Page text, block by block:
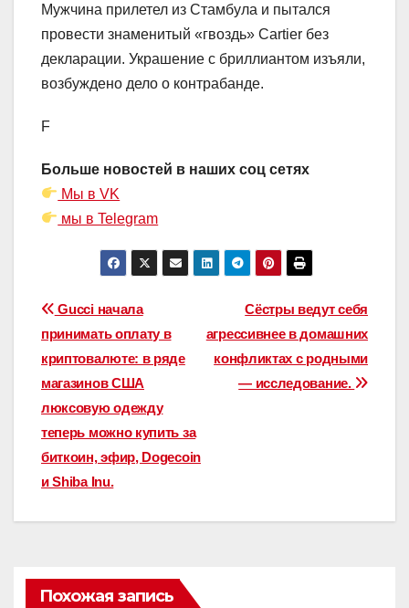
Мужчина прилетел из Стамбула и пытался
провести знаменитый «гвоздь» Cartier без
декларации. Украшение с бриллиантом изъяли,
возбуждено дело о контрабанде.
F
Больше новостей в наших соц сетях
Мы в VK
мы в Telegram
Навигация
по
записям
Сёстры ведут себя
агрессивнее в домашних
конфликтах с родными
— исследование.
Gucci начала
принимать оплату в
криптовалюте: в ряде
магазинов США
люксовую одежду
теперь можно купить за
биткоин, эфир, Dogecoin
и Shiba Inu.
Похожая запись